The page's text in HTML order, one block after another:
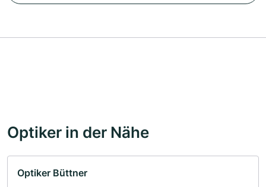
Optiker in der Nähe
Optiker Büttner